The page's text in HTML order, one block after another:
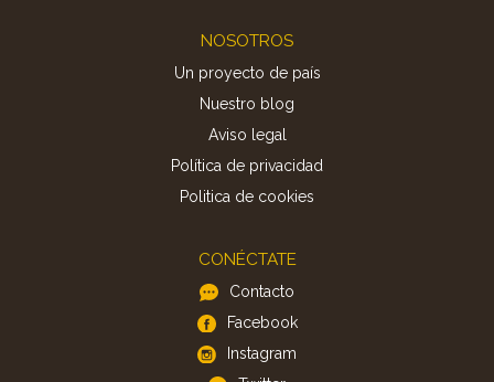
NOSOTROS
Un proyecto de país
Nuestro blog
Aviso legal
Política de privacidad
Politica de cookies
CONÉCTATE
Contacto
Facebook
Instagram